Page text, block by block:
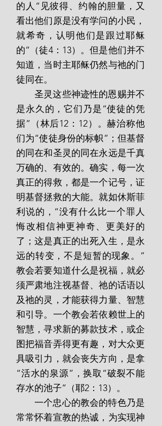
的人“见彼得、约翰的胆量，又
看出他们原是没有学问的小民，
就希奇，认明他们是跟过耶稣
的”（徒4：13）。但是他们并不
知道，当时主耶稣仍然与祂的门
徒同在。
       圣灵这些神迹性的恩赐并不
是永久的，它们乃是“使徒的凭
据”（林后12：12）。赫治称他
们为“使徒身份的标帜”；但基督
的同在和圣灵的同在永远是千真
万确的、有效的。确实，每一次
真正的得救，都是一个记号，证
明基督拯救的大能。就如休斯菲
利说的，“没有什么比一个罪人
悔改相信神更神奇、更美好的
了；这是真正的出死入生，是永
远的转变，不是短暂的现象。”
教会若要知道什么是祝福，就必
须严肃地注视基督、祂的话语以
及祂的灵，才能获得力量、智慧
和引导。一个教会若依赖世上的
智慧，寻求新的募款技术，或企
图把福音弄得更有趣，对大众更
具吸引力，就会丧失方向，是拿
“活水的泉源”，换取“破裂不能
存水的池子”（耶2：13）。
       一个忠心的教会的特色乃是
常常怀着宣教的热诚，为实现神